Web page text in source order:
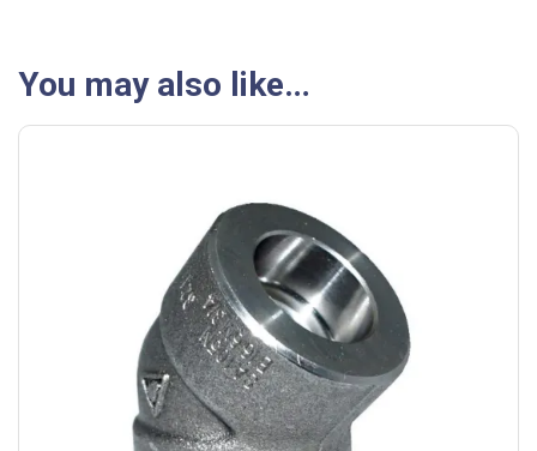
You may also like…